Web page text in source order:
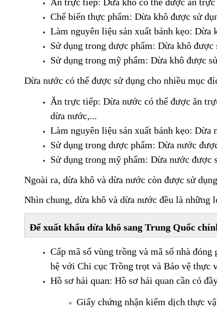
Chế biến thực phẩm: Dừa khô được sử
Làm nguyên liệu sản xuất bánh kẹo: Dừa
Sử dụng trong dược phẩm: Dừa khô
Sử dụng trong mỹ phẩm: Dừa khô được
Dừa nước có thể được sử dụng cho nhiều mục
Ăn trực tiếp: Dừa nước có thể được ăn
dừa nước,...
Làm nguyên liệu sản xuất bánh kẹo: Dừa
Sử dụng trong dược phẩm: Dừa nước
Sử dụng trong mỹ phẩm: Dừa nước được
Ngoài ra, dừa khô và dừa nước còn được sử
Nhìn chung, dừa khô và dừa nước đều là
Để xuất khẩu dừa khô sang Trung Quốc
Cấp mã số vùng trồng và mã số nhà
hệ với Chi cục Trồng trọt và Bảo vệ thực
Hồ sơ hải quan: Hồ sơ hải quan cần có
Giấy chứng nhận kiểm dịch thực